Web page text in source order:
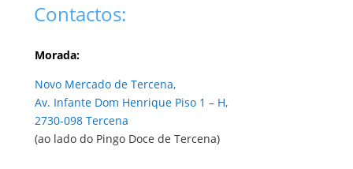
Contactos:
Morada:
Novo Mercado de Tercena,
Av. Infante Dom Henrique Piso 1 – H,
2730-098 Tercena
(ao lado do Pingo Doce de Tercena)